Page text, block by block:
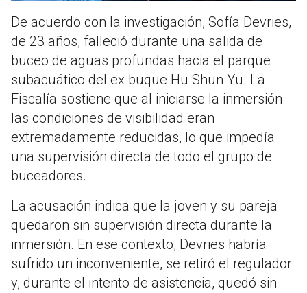
De acuerdo con la investigación, Sofía Devries,
de 23 años, falleció durante una salida de
buceo de aguas profundas hacia el parque
subacuático del ex buque Hu Shun Yu. La
Fiscalía sostiene que al iniciarse la inmersión
las condiciones de visibilidad eran
extremadamente reducidas, lo que impedía
una supervisión directa de todo el grupo de
buceadores.
La acusación indica que la joven y su pareja
quedaron sin supervisión directa durante la
inmersión. En ese contexto, Devries habría
sufrido un inconveniente, se retiró el regulador
y, durante el intento de asistencia, quedó sin